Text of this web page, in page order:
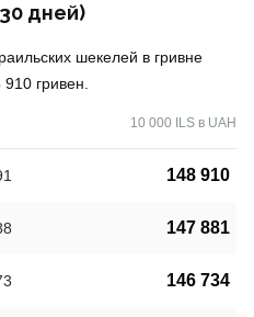
дней)
шекелей в гривне
гривен.
10 000 ILS в UAH
148 910
147 881
146 734